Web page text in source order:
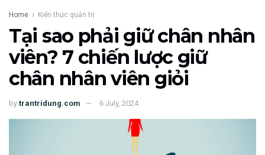
Home Kiến thức quản trị
Tại sao phải giữ chân nhân
viên? 7 chiến lược giữ
chân nhân viên giỏi
by trantridung.com 6 July, 2024